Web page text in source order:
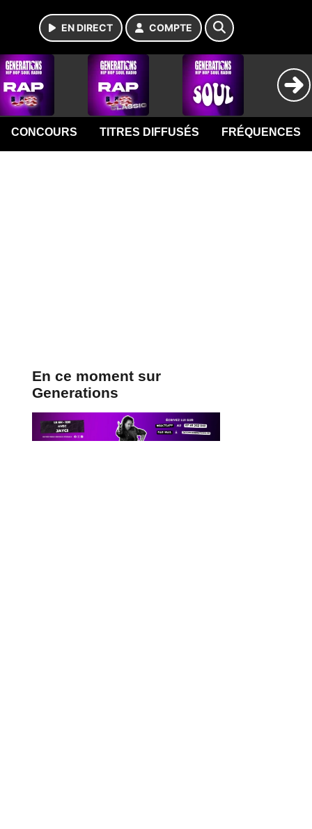
EN DIRECT COMPTE
CONCOURS TITRES DIFFUSÉS FRÉQUENCES
En ce moment sur
Generations